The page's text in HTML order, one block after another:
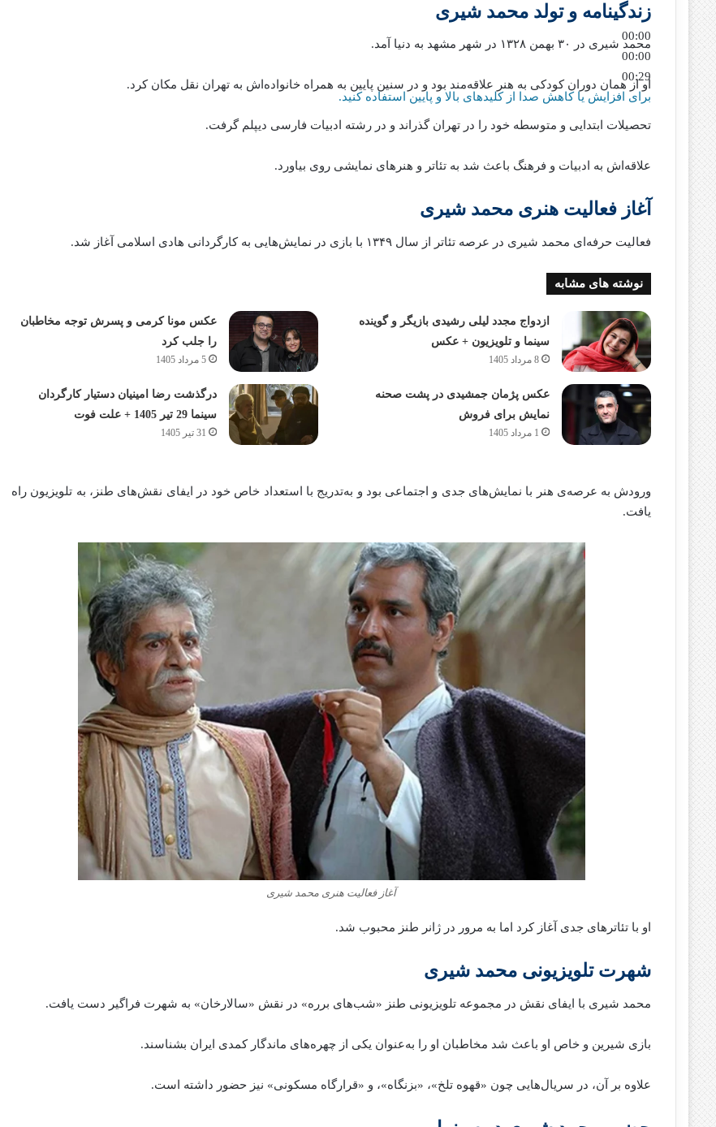
00:00
00:00
00:29
برای افزایش یا کاهش صدا از کلیدهای بالا و پایین استفاده کنید.
زندگینامه و تولد محمد شیری
محمد شیری در ۳۰ بهمن ۱۳۲۸ در شهر مشهد به دنیا آمد.
او از همان دوران کودکی به هنر علاقه‌مند بود و در سنین پایین به همراه خانواده‌اش به تهران نقل مکان کرد.
تحصیلات ابتدایی و متوسطه خود را در تهران گذراند و در رشته ادبیات فارسی دیپلم گرفت.
علاقه‌اش به ادبیات و فرهنگ باعث شد به تئاتر و هنرهای نمایشی روی بیاورد.
آغاز فعالیت هنری محمد شیری
فعالیت حرفه‌ای محمد شیری در عرصه تئاتر از سال ۱۳۴۹ با بازی در نمایش‌هایی به کارگردانی هادی اسلامی آغاز شد.
نوشته های مشابه
ازدواج مجدد لیلی رشیدی بازیگر و گوینده
سینما و تلویزیون + عکس
8 مرداد 1405
عکس مونا کرمی و پسرش توجه مخاطبان
را جلب کرد
5 مرداد 1405
عکس پژمان جمشیدی در پشت صحنه
نمایش برای فروش
1 مرداد 1405
درگذشت رضا امینیان دستیار کارگردان
سینما 29 تیر 1405 + علت فوت
31 تیر 1405
ورودش به عرصه‌ی هنر با نمایش‌های جدی و اجتماعی بود و به‌تدریج با استعداد خاص خود در ایفای نقش‌های طنز، به تلویزیون راه
یافت.
آغاز فعالیت هنری محمد شیری
او با تئاترهای جدی آغاز کرد اما به مرور در ژانر طنز محبوب شد.
شهرت تلویزیونی محمد شیری
محمد شیری با ایفای نقش در مجموعه تلویزیونی طنز «شب‌های برره» در نقش «سالارخان» به شهرت فراگیر دست یافت.
بازی شیرین و خاص او باعث شد مخاطبان او را به‌عنوان یکی از چهره‌های ماندگار کمدی ایران بشناسند.
علاوه بر آن، در سریال‌هایی چون «قهوه تلخ»، «بزنگاه»، و «قرارگاه مسکونی» نیز حضور داشته است.